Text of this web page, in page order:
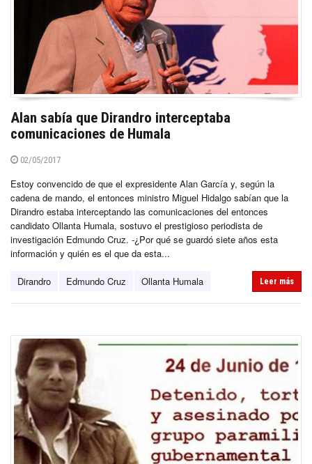
Alan sabía que Dirandro interceptaba
comunicaciones de Humala
02/05/2017
Estoy convencido de que el expresidente Alan García y, según la
cadena de mando, el entonces ministro Miguel Hidalgo sabían que la
Dirandro estaba interceptando las comunicaciones del entonces
candidato Ollanta Humala, sostuvo el prestigioso periodista de
investigación Edmundo Cruz. -¿Por qué se guardó siete años esta
información y quién es el que da esta...
Dirandro Edmundo Cruz Ollanta Humala Leer más